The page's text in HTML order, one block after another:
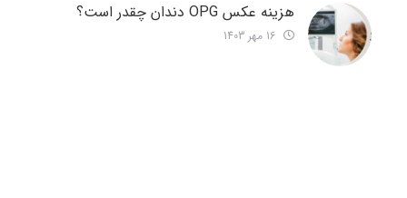
هزینه عکس OPG دندان چقدر است؟